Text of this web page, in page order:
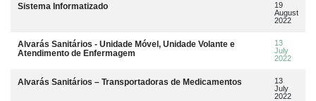
Sistema Informatizado
19
August
2022
Alvarás Sanitários - Unidade Móvel, Unidade Volante e
Atendimento de Enfermagem
13
July
2022
Alvarás Sanitários – Transportadoras de Medicamentos
13
July
2022